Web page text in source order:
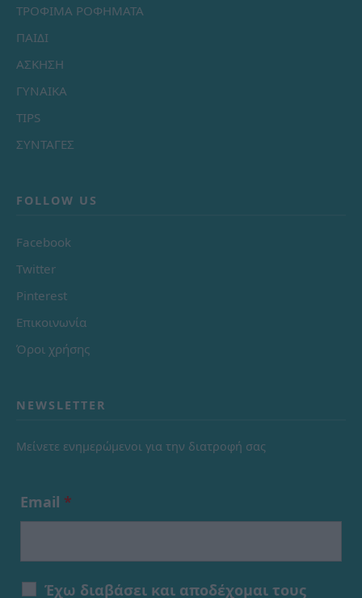
ΤΡΟΦΙΜΑ ΡΟΦΗΜΑΤΑ
ΠΑΙΔΙ
ΑΣΚΗΣΗ
ΓΥΝΑΙΚΑ
TIPS
ΣΥΝΤΑΓΕΣ
FOLLOW US
Facebook
Twitter
Pinterest
Επικοινωνία
Όροι χρήσης
NEWSLETTER
Μείνετε ενημερώμενοι για την διατροφή σας
Email *
Έχω διαβάσει και αποδέχομαι τους